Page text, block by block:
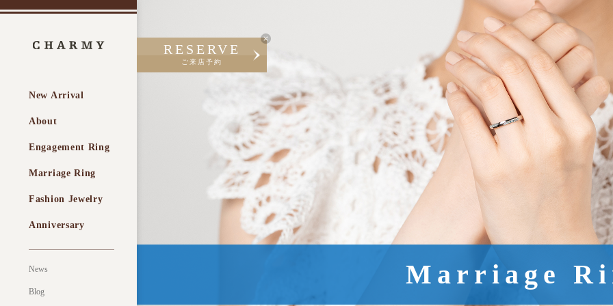
New Arrival
About
Engagement Ring
Marriage Ring
Fashion Jewelry
Anniversary
News
Blog
RESERVE
ご来店予約
Marriage